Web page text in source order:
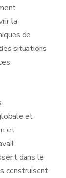
la
de
situations
et
et
dans le
construisent